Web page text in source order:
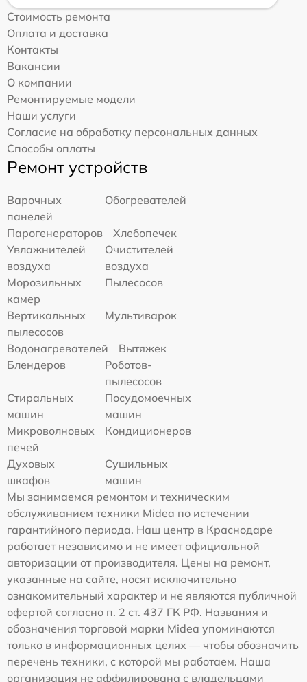
Стоимость ремонта
Оплата и доставка
Контакты
Вакансии
О компании
Ремонтируемые модели
Наши услуги
Согласие на обработку персональных данных
Способы оплаты
Ремонт устройств
Варочных
панелей
Обогревателей
Парогенераторов
Хлебопечек
Увлажнителей
воздуха
Очистителей
воздуха
Морозильных
камер
Пылесосов
Вертикальных
пылесосов
Мультиварок
Водонагревателей
Вытяжек
Блендеров
Роботов-
пылесосов
Стиральных
машин
Посудомоечных
машин
Микроволновых
печей
Кондиционеров
Духовых
шкафов
Сушильных
машин
Мы занимаемся ремонтом и техническим
обслуживанием техники Midea по истечении
гарантийного периода. Наш центр в Краснодаре
работает независимо и не имеет официальной
авторизации от производителя. Цены на ремонт,
указанные на сайте, носят исключительно
ознакомительный характер и не являются публичной
офертой согласно п. 2 ст. 437 ГК РФ. Названия и
обозначения торговой марки Midea упоминаются
только в информационных целях — чтобы обозначить
перечень техники, с которой мы работаем. Наша
организация не аффилирована с владельцами